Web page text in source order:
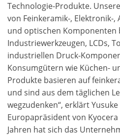
Technologie-Produkte.
von Feinkeramik-, Elektronik-
und optischen Komponenten
Industriewerkzeugen, LCDs,
industriellen Druck-
Konsumgütern wie Küchen-
Produkte basieren auf
und sind aus dem täglichen
wegzudenken“, erklärt
Europapräsident von
Jahren hat sich das